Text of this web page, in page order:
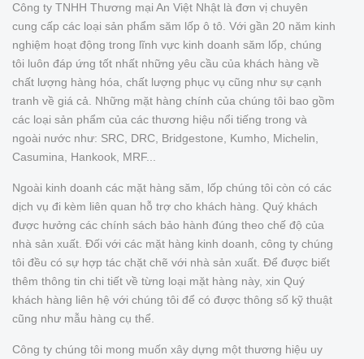
Công ty TNHH Thương mại An Việt Nhật là đơn vị chuyên
cung cấp các loại sản phẩm săm lốp ô tô. Với gần 20 năm kinh
nghiệm hoạt động trong lĩnh vực kinh doanh săm lốp, chúng
tôi luôn đáp ứng tốt nhất những yêu cầu của khách hàng về
chất lượng hàng hóa, chất lượng phục vụ cũng như sự cạnh
tranh về giá cả. Những mặt hàng chính của chúng tôi bao gồm
các loại sản phẩm của các thương hiệu nổi tiếng trong và
ngoài nước như: SRC, DRC, Bridgestone, Kumho, Michelin,
Casumina, Hankook, MRF...
Ngoài kinh doanh các mặt hàng săm, lốp chúng tôi còn có các
dịch vụ đi kèm liên quan hỗ trợ cho khách hàng. Quý khách
được hưởng các chính sách bảo hành đúng theo chế độ của
nhà sản xuất. Đối với các mặt hàng kinh doanh, công ty chúng
tôi đều có sự hợp tác chặt chẽ với nhà sản xuất. Để được biết
thêm thông tin chi tiết về từng loại mặt hàng này, xin Quý
khách hàng liên hệ với chúng tôi để có được thông số kỹ thuật
cũng như mẫu hàng cụ thể.
Công ty chúng tôi mong muốn xây dựng một thương hiệu uy